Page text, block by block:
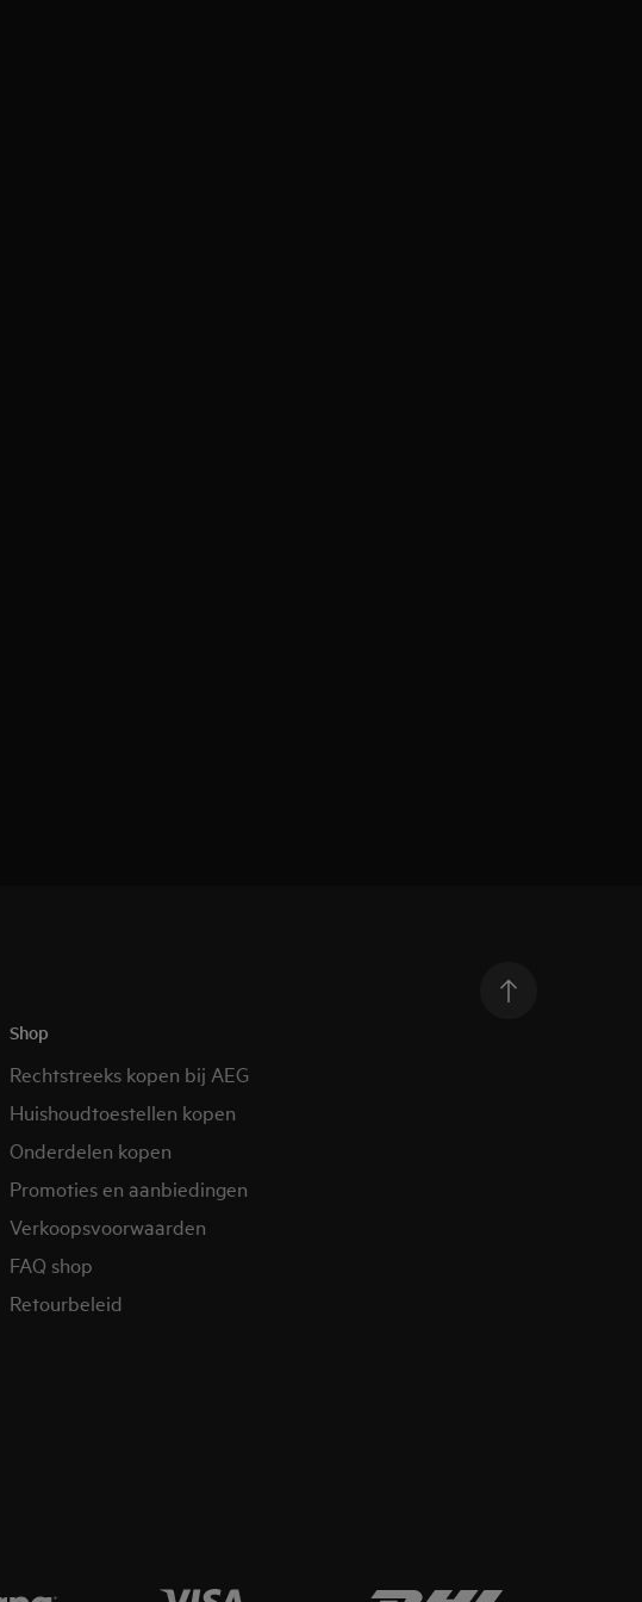
Shop
Rechtstreeks kopen bij AEG
Huishoudtoestellen kopen
Onderdelen kopen
Promoties en aanbiedingen
Verkoopsvoorwaarden
FAQ shop
Retourbeleid​